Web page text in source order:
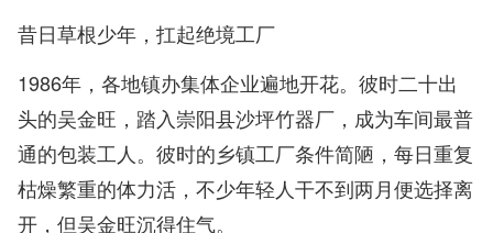
昔日草根少年，扛起绝境工厂
1986年，各地镇办集体企业遍地开花。彼时二十出
头的吴金旺，踏入崇阳县沙坪竹器厂，成为车间最普
通的包装工人。彼时的乡镇工厂条件简陋，每日重复
枯燥繁重的体力活，不少年轻人干不到两月便选择离
开，但吴金旺沉得住气。